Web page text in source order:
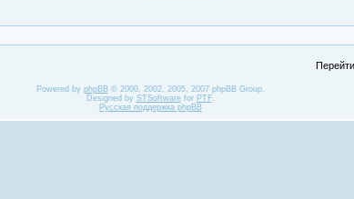
Powered by phpBB© 2000, 2002, 2005, 2007 phpBB Group.
Designed by STSoftwarefor PTF.
Русская поддержка phpBB